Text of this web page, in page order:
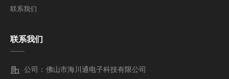
联系我们
联系我们
——
公司： 佛山市海川通电子科技有限公司